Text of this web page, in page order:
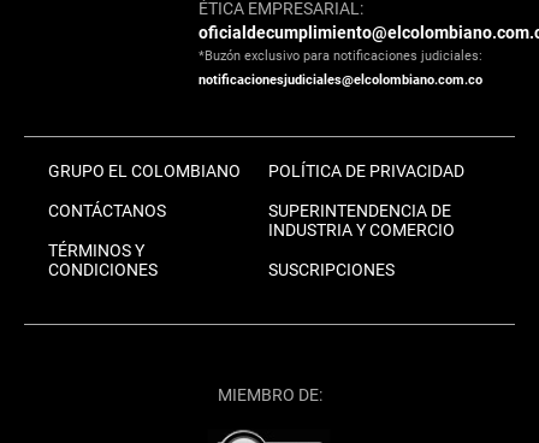
ÉTICA EMPRESARIAL:
*Buzón exclusivo para notificaciones judiciales:
notificacionesjudiciales@elcolombiano.com.co
GRUPO EL COLOMBIANO
CONTÁCTANOS
TÉRMINOS Y
CONDICIONES
POLÍTICA DE PRIVACIDAD
SUPERINTENDENCIA DE
INDUSTRIA Y COMERCIO
SUSCRIPCIONES
MIEMBRO DE: